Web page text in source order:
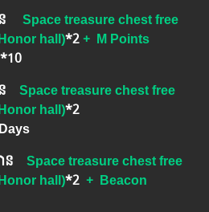
Space treasure chest free
hall)*2+ M Points
*10
Space treasure chest free
hall)*2
ន Space treasure chest free
hall)*2 + Beacon